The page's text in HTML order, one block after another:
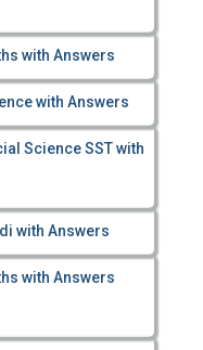
with Answers
with Answers
Science SST with
with Answers
with Answers